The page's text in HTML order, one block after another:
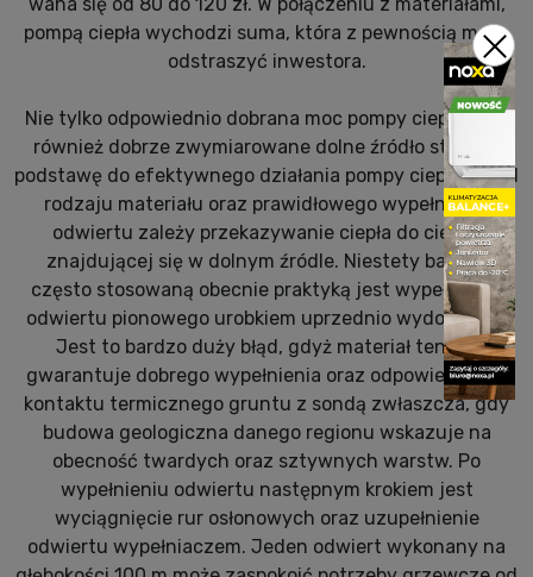
waha się od 80 do 120 zł. W połączeniu z materiałami,
pompą ciepła wychodzi suma, która z pewnością może
odstraszyć inwestora.
Nie tylko odpowiednio dobrana moc pompy ciepła, ale i
również dobrze zwymiarowane dolne źródło stanowi
podstawę do efektywnego działania pompy ciepła. To od
rodzaju materiału oraz prawidłowego wypełnienia
odwiertu zależy przekazywanie ciepła do cieczy
znajdującej się w dolnym źródle. Niestety bardzo
często stosowaną obecnie praktyką jest wypełnienie
odwiertu pionowego urobkiem uprzednio wydobytym.
Jest to bardzo duży błąd, gdyż materiał ten nie
gwarantuje dobrego wypełnienia oraz odpowiedniego
kontaktu termicznego gruntu z sondą zwłaszcza, gdy
budowa geologiczna danego regionu wskazuje na
obecność twardych oraz sztywnych warstw. Po
wypełnieniu odwiertu następnym krokiem jest
wyciągnięcie rur osłonowych oraz uzupełnienie
odwiertu wypełniaczem. Jeden odwiert wykonany na